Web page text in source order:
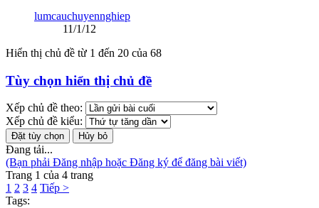
lumcauchuyennghiep
11/1/12
Hiển thị chủ đề từ 1 đến 20 của 68
Tùy chọn hiển thị chủ đề
Xếp chủ đề theo:
Xếp chủ đề kiểu:
Đang tải...
(Bạn phải Đăng nhập hoặc Đăng ký để đăng bài viết)
Trang 1 của 4 trang
1 2 3 4 Tiếp >
Tags: